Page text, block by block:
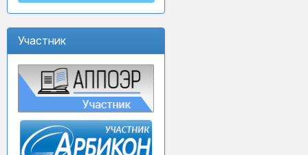
Участник